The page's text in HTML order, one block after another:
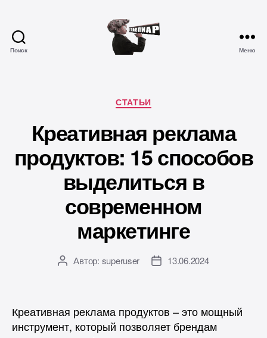
Поиск Меню
Рубрики
СТАТЬИ
Креативная реклама
продуктов: 15 способов
выделиться в
современном
маркетинге
АвторАвтор: superuser
Дата13.06.2024
Креативная реклама продуктов – это мощный
инструмент, который позволяет брендам